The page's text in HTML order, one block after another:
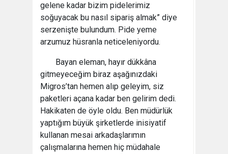
gelene kadar bizim pidelerimiz
soğuyacak bu nasıl sipariş almak” diye
serzenişte bulundum. Pide yeme
arzumuz hüsranla neticeleniyordu.
Bayan eleman, hayır dükkâna
gitmeyeceğim biraz aşağınızdaki
Migros’tan hemen alıp geleyim, siz
paketleri açana kadar ben gelirim dedi.
Hakikaten de öyle oldu. Ben müdürlük
yaptığım büyük şirketlerde inisiyatif
kullanan mesai arkadaşlarımın
çalışmalarına hemen hiç müdahale